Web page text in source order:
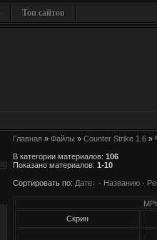
Топ сайтов
Главная » Файлы » Counter Strike 1.6 »
В категории материалов: 106
Показано материалов: 1-10
Сортировать по: Дате · Названию ·
Скрин